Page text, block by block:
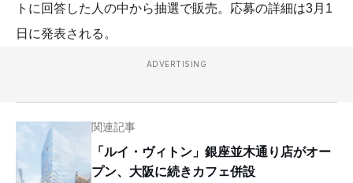
トに回答した人の中から抽選で販売。応募の詳細は3月1
日に発表される。
ADVERTISING
関連記事
「ルイ・ヴィトン」銀座並木通り店がオー
プン、大阪に続きカフェ併設